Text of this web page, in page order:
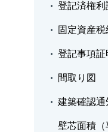
登記済権利
固定資産
登記事項証
間取り図
建築確認通
壁芯面積